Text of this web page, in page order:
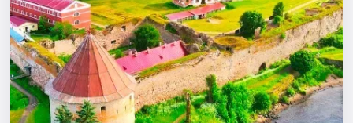
Города
Площадки
Артисты